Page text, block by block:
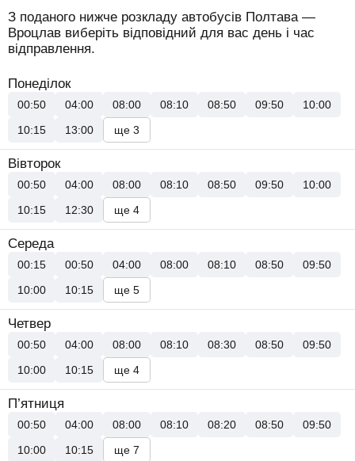
З поданого нижче розкладу автобусів Полтава —
Вроцлав виберіть відповідний для вас день і час
відправлення.
Понеділок
00:50 04:00 08:00 08:10 08:50 09:50
10:00
10:15
13:00 ще 3
Вівторок
00:50 04:00 08:00 08:10 08:50 09:50
10:00
10:15
12:30 ще 4
Середа
00:15 00:50 04:00 08:00 08:10 08:50
09:50
10:00
10:15 ще 5
Четвер
00:50 04:00 08:00 08:10 08:30 08:50
09:50
10:00
10:15 ще 4
П’ятниця
00:50 04:00 08:00 08:10 08:20 08:50
09:50
10:00
10:15 ще 7